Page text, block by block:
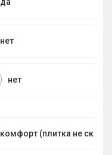
да
нет
нет
комфорт (плитка не